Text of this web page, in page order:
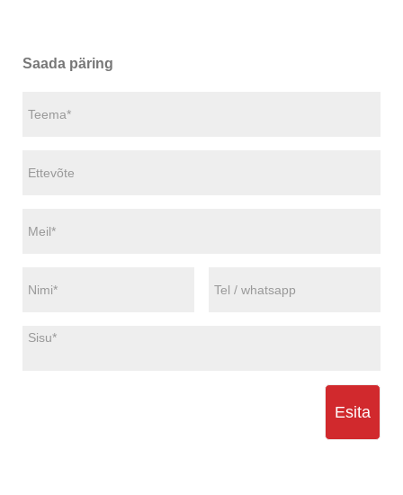
Saada päring
Esita